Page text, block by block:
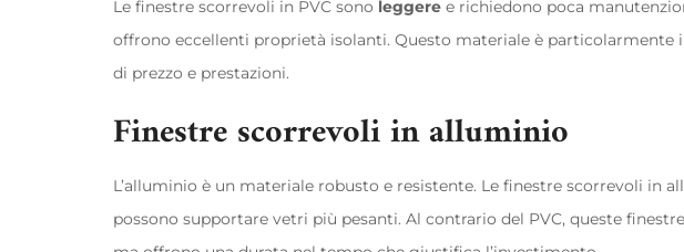
Le finestre scorrevoli in PVC sono leggere e richiedono poca
offrono eccellenti proprietà isolanti. Questo materiale è particolarmente
di prezzo e prestazioni.
Finestre scorrevoli in alluminio
L’alluminio è un materiale robusto e resistente. Le finestre scorrevoli in
possono supportare vetri più pesanti. Al contrario del PVC, queste